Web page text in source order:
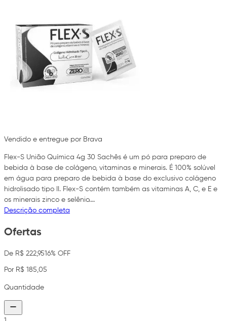
Vendido e entregue por Brava
Flex-S União Química 4g 30 Sachês é um pó para preparo de
bebida à base de colágeno, vitaminas e minerais. É 100% solúvel
em água para preparo de bebida à base do exclusivo colágeno
hidrolisado tipo II. Flex-S contém também as vitaminas A, C, e E e
os minerais zinco e selênio.…
Descrição completa
Ofertas
De R$ 222,9516% OFF
Por R$ 185,05
Quantidade